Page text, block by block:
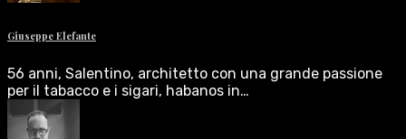
Giuseppe Elefante
56 anni, Salentino, architetto con una grande passione
per il tabacco e i sigari, habanos in…